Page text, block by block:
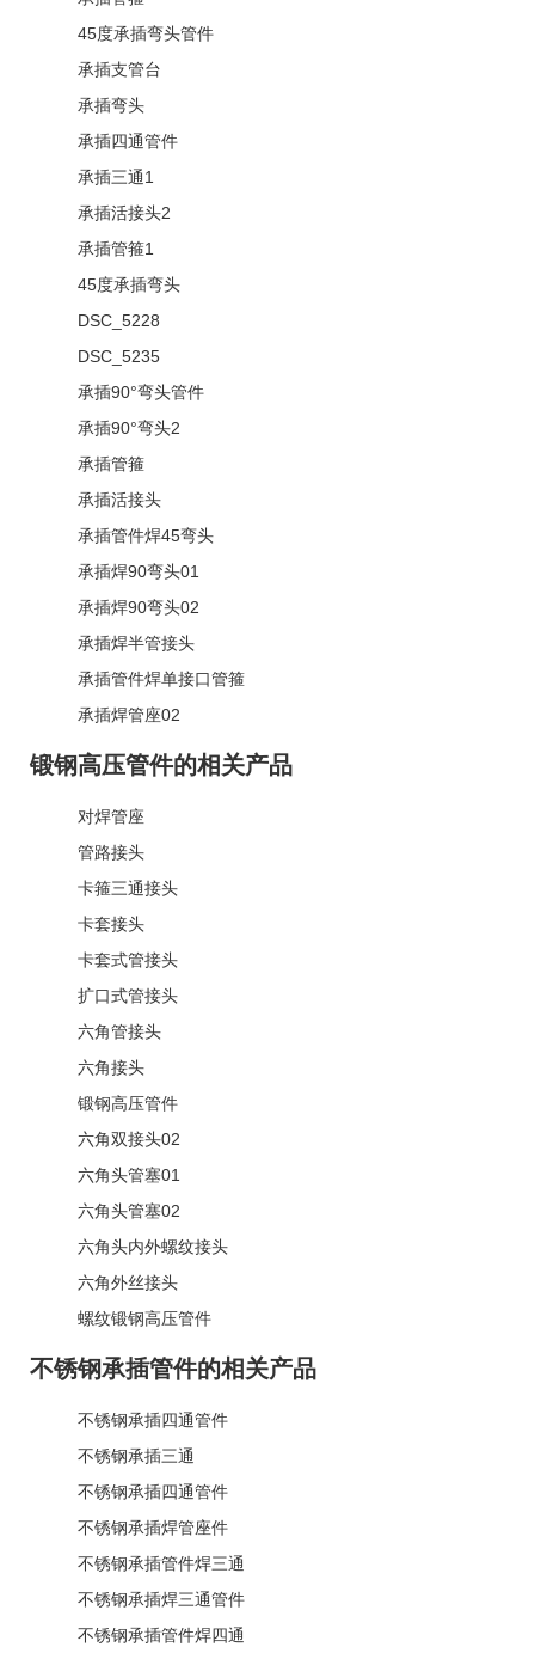
45度承插弯头管件
承插支管台
承插弯头
承插四通管件
承插三通1
承插活接头2
承插管箍1
45度承插弯头
DSC_5228
DSC_5235
承插90°弯头管件
承插90°弯头2
承插管箍
承插活接头
承插管件焊45弯头
承插焊90弯头01
承插焊90弯头02
承插焊半管接头
承插管件焊单接口管箍
承插焊管座02
锻钢高压管件的相关产品
对焊管座
管路接头
卡箍三通接头
卡套接头
卡套式管接头
扩口式管接头
六角管接头
六角接头
锻钢高压管件
六角双接头02
六角头管塞01
六角头管塞02
六角头内外螺纹接头
六角外丝接头
螺纹锻钢高压管件
不锈钢承插管件的相关产品
不锈钢承插四通管件
不锈钢承插三通
不锈钢承插四通管件
不锈钢承插焊管座件
不锈钢承插管件焊三通
不锈钢承插焊三通管件
不锈钢承插管件焊四通